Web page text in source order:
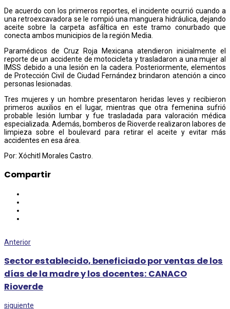
De acuerdo con los primeros reportes, el incidente ocurrió cuando a
una retroexcavadora se le rompió una manguera hidráulica, dejando
aceite sobre la carpeta asfáltica en este tramo conurbado que
conecta ambos municipios de la región Media.
Paramédicos de Cruz Roja Mexicana atendieron inicialmente el
reporte de un accidente de motocicleta y trasladaron a una mujer al
IMSS debido a una lesión en la cadera. Posteriormente, elementos
de Protección Civil de Ciudad Fernández brindaron atención a cinco
personas lesionadas.
Tres mujeres y un hombre presentaron heridas leves y recibieron
primeros auxilios en el lugar, mientras que otra femenina sufrió
probable lesión lumbar y fue trasladada para valoración médica
especializada. Además, bomberos de Rioverde realizaron labores de
limpieza sobre el boulevard para retirar el aceite y evitar más
accidentes en esa área.
Por: Xóchitl Morales Castro.
Compartir
Anterior
Sector establecido, beneficiado por ventas de los
días de la madre y los docentes: CANACO
Rioverde
siguiente